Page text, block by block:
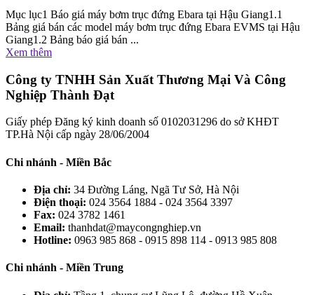
Mục lục1 Báo giá máy bơm trục đứng Ebara tại Hậu Giang1.1
Bảng giá bán các model máy bơm trục đứng Ebara EVMS tại Hậu
Giang1.2 Bảng báo giá bán ...
Xem thêm
Công ty TNHH Sản Xuất Thương Mại Và Công
Nghiệp Thành Đạt
Giấy phép Đăng ký kinh doanh số 0102031296 do sở KHĐT
TP.Hà Nội cấp ngày 28/06/2004
Chi nhánh - Miền Bắc
Địa chỉ: 34 Đường Láng, Ngã Tư Sở, Hà Nội
Điện thoại: 024 3564 1884 - 024 3564 3397
Fax: 024 3782 1461
Email: thanhdat@maycongnghiep.vn
Hotline: 0963 985 868 - 0915 898 114 - 0913 985 808
Chi nhánh - Miền Trung